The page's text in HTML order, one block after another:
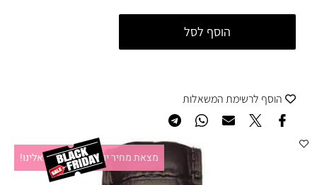
מצאת מחיר יותר זול?תקשרו אלינו!
הוסף לסל
הוסף לרשימת המשאלות